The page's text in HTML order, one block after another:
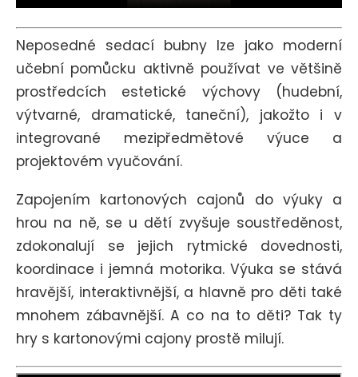
Neposedné sedací bubny lze jako moderní
učební pomůcku aktivně používat ve většině
prostředcích estetické výchovy (hudební,
výtvarné, dramatické, taneční), jakožto i v
integrované mezipředmětové výuce a
projektovém vyučování.
Zapojením kartonových cajonů do výuky a
hrou na ně, se u dětí zvyšuje soustředěnost,
zdokonalují se jejich rytmické dovednosti,
koordinace i jemná motorika. Výuka se stává
hravější, interaktivnější, a hlavně pro děti také
mnohem zábavnější.A co na to děti? Tak ty
hry s kartonovými cajony prostě milují.